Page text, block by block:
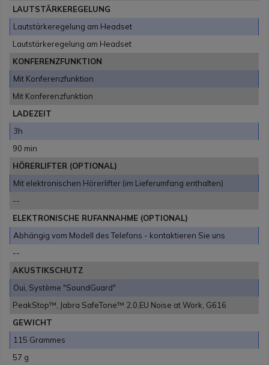
LAUTSTÄRKEREGELUNG
Lautstärkeregelung am Headset
Lautstärkeregelung am Headset
KONFERENZFUNKTION
Mit Konferenzfunktion
Mit Konferenzfunktion
LADEZEIT
3h
90 min
HÖRERLIFTER (OPTIONAL)
Mit elektronischen Hörerlifter (im Lieferumfang enthalten)
--
ELEKTRONISCHE RUFANNAHME (OPTIONAL)
Abhängig vom Modell des Telefons - kontaktieren Sie uns
--
AKUSTIKSCHUTZ
Oui, Système "SoundGuard"
PeakStop™, Jabra SafeTone™ 2.0,EU Noise at Work, G616
GEWICHT
115 Grammes
57 g